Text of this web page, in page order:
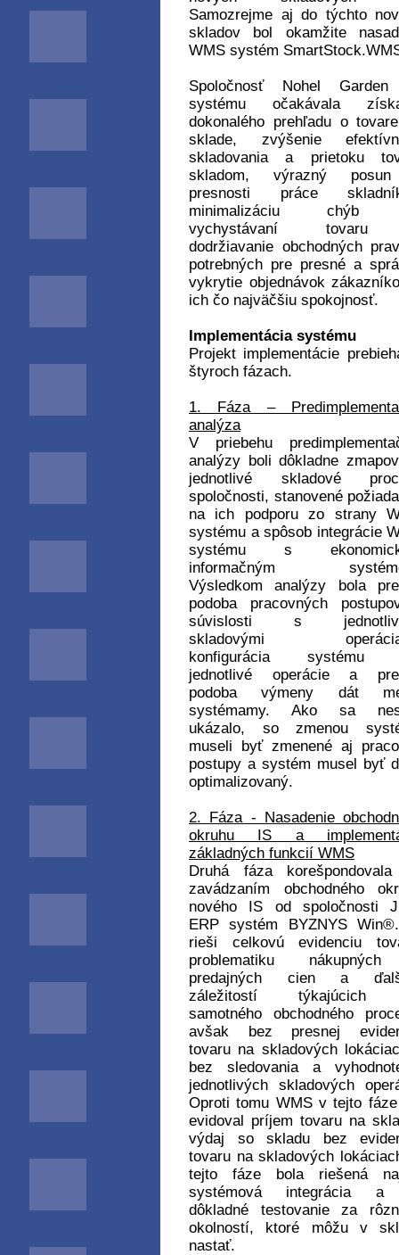
Samozrejme aj do týchto
skladov bol okamžite
WMS systém
Spoločnosť Nohel
systému očakávala
dokonalého prehľadu o
sklade, zvýšenie
skladovania a prietoku
skladom, výrazný
presnosti práce
minimalizáciu chýb
vychystávaní
dodržiavanie obchodných
potrebných pre presné a
vykrytie objednávok
ich čo najväčšiu spokojnosť.
Implementácia systému
Projekt implementácie
štyroch fázach.
1. Fáza –
analýza
V priebehu
analýzy boli dôkladne
jednotlivé skladové
spoločnosti, stanovené
na ich podporu zo strany
systému a spôsob integrácie
systému s
informačným
Výsledkom analýzy bola
podoba pracovných
súvislosti s
skladovými
konfigurácia systému
jednotlivé operácie a
podoba výmeny dát
systémamy. Ako sa
ukázalo, so zmenou
museli byť zmenené aj
postupy a systém musel byť
optimalizovaný.
2. Fáza - Nasadenie
okruhu IS a
základných funkcií WMS
Druhá fáza
zavádzaním obchodného
nového IS od spoločnosti
ERP systém BYZNYS
rieši celkovú evidenciu
problematiku
predajných cien a
záležitostí týkajúcich
samotného obchodného
avšak bez presnej
tovaru na skladových
bez sledovania a
jednotlivých skladových
Oproti tomu WMS v tejto
evidoval príjem tovaru na
výdaj so skladu bez
tovaru na skladových
tejto fáze bola riešená
systémová integrácia
dôkladné testovanie za
okolností, ktoré môžu v
nastať.